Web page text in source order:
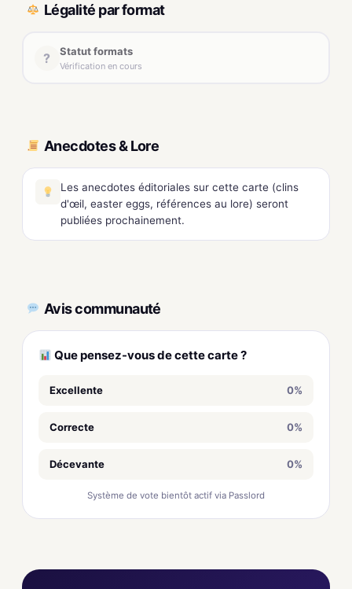
Légalité par format
? Statut formats
Vérification en cours
Anecdotes & Lore
Les anecdotes éditoriales sur cette carte (clins
d'œil, easter eggs, références au lore) seront
publiées prochainement.
Avis communauté
Que pensez-vous de cette carte ?
Excellente 0%
Correcte 0%
Décevante 0%
Système de vote bientôt actif via Passlord